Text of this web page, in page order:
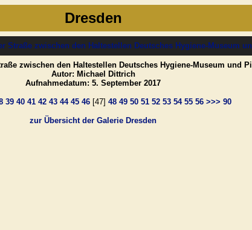
Dresden
zwischen den Haltestellen Deutsches Hygiene-Museum und
Autor: Michael Dittrich
Aufnahmedatum: 5. September 2017
39 40 41 42 43 44 45 46[47] 48 49 50 51 52 53 54 55 56 >>> 90
zur Übersicht der Galerie Dresden